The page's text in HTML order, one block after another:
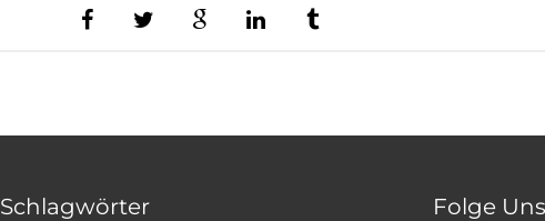
Schlagwörter Folge Uns